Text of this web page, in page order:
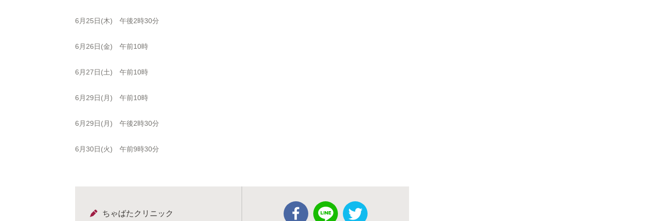
6月25日(木) 午後2時30分
6月26日(金) 午前10時
6月27日(土) 午前10時
6月29日(月) 午前10時
6月29日(月) 午後2時30分
6月30日(火) 午前9時30分
ちゃばたクリニック